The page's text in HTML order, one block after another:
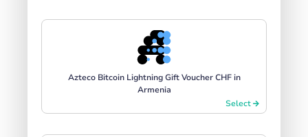
Azteco Bitcoin Lightning Gift Voucher CHF in
Armenia
Select